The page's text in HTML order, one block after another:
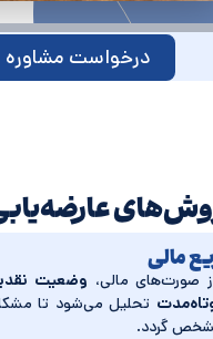
درخواست مشاوره
روش‌های
مالی
صورت‌های مالی، وضعیت
تحلیل می‌شود تا
گردد.